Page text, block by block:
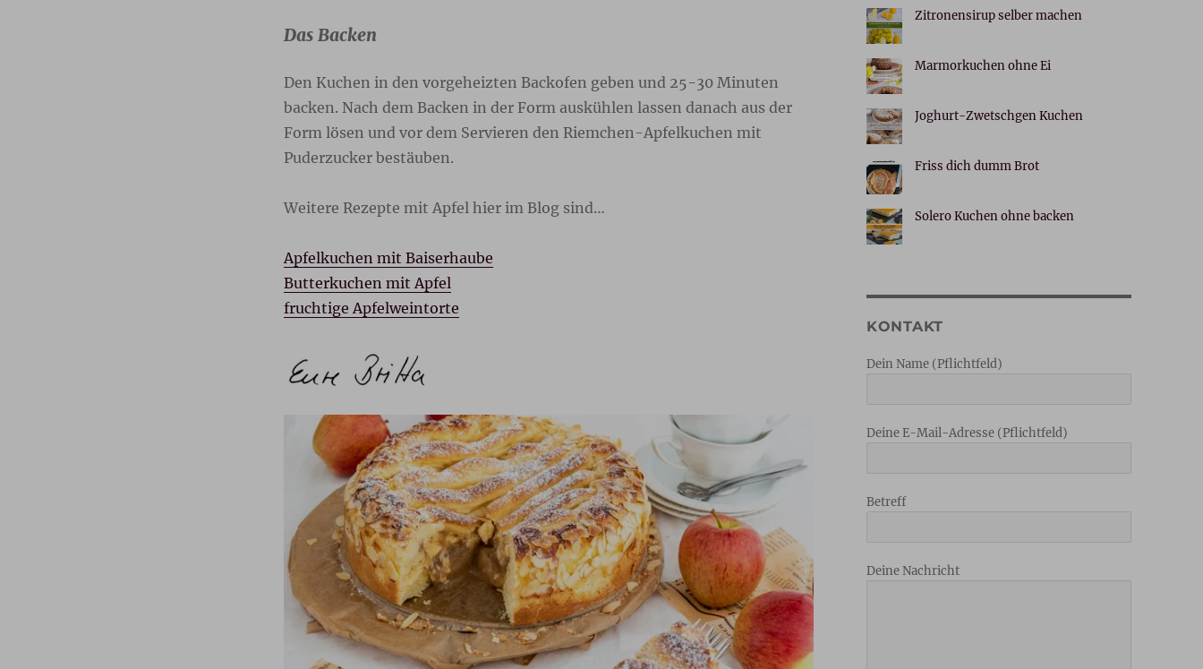
Das Backen
Den Kuchen in den vorgeheizten Backofen geben und 25-30 Minuten
backen. Nach dem Backen in der Form auskühlen lassen danach aus der
Form lösen und vor dem Servieren den Riemchen-Apfelkuchen mit
Puderzucker bestäuben.
Weitere Rezepte mit Apfel hier im Blog sind…
Apfelkuchen mit Baiserhaube
Butterkuchen mit Apfel
fruchtige Apfelweintorte
Zitronensirup selber machen
Marmorkuchen ohne Ei
Joghurt-Zwetschgen Kuchen
Friss dich dumm Brot
Solero Kuchen ohne backen
KONTAKT
Dein Name (Pflichtfeld)
Deine E-Mail-Adresse (Pflichtfeld)
Betreff
Deine Nachricht